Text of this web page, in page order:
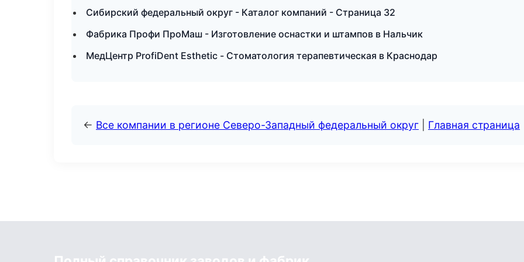
Сибирский федеральный округ - Каталог компаний - Страница 32
Фабрика Профи ПроМаш - Изготовление оснастки и штампов в Нальчик
МедЦентр ProfiDent Esthetic - Стоматология терапевтическая в Краснодар
← Все компании в регионе Северо-Западный федеральный округ Главная страница